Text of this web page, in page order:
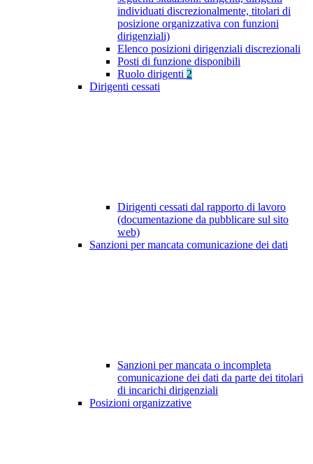
individuati discrezionalmente, titolari di
posizione organizzativa con funzioni
dirigenziali)
Elenco posizioni dirigenziali discrezionali
Posti di funzione disponibili
Ruolo dirigenti 2
Dirigenti cessati
Dirigenti cessati dal rapporto di lavoro
(documentazione da pubblicare sul sito
web)
Sanzioni per mancata comunicazione dei dati
Sanzioni per mancata o incompleta
comunicazione dei dati da parte dei titolari
di incarichi dirigenziali
Posizioni organizzative